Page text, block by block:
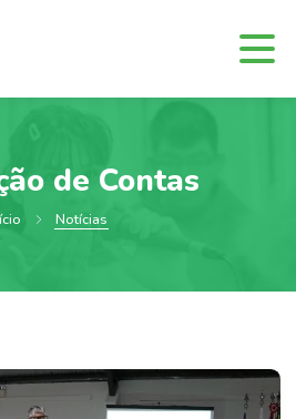
de Contas
Notícias